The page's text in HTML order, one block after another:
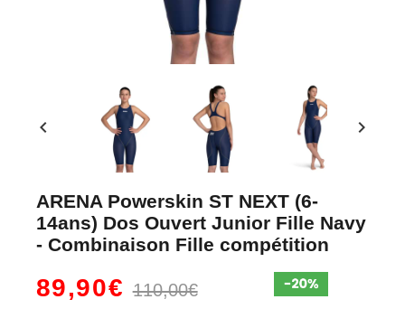
chevron_left chevron_right
ARENA Powerskin ST NEXT (6-
14ans) Dos Ouvert Junior Fille Navy
- Combinaison Fille compétition
89,90€110,00€